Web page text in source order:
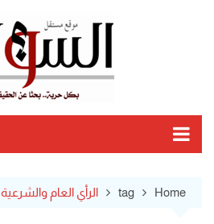
Home
tag الرأي العام والشرعية